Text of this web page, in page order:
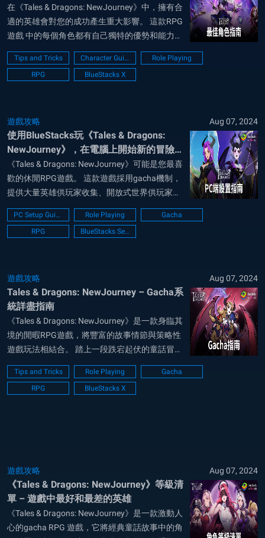
在《Tales & Dragons: NewJourney》中，擁有合
適的英雄會對您的成功產生重大影響。 這款RPG
遊戲 中的每個角色都有自己獨特的優勢和能力。
瞭解投資哪些英雄將為您帶來競爭優勢，幫助您
輕鬆應對遊戲中的挑戰。 本指南深入探討了
《Tales & Dragons: Ne...
Tips and Tricks Character Guide
Role Playing
RPG
BlueStacks X
遊戲攻略 Aug 07, 2024
使用BlueStacks玩《Tales & Dragons:
NewJourney》，在電腦上開始新的冒險之
旅
《Tales & Dragons: NewJourney》可能是您最喜
歡的休閒RPG遊戲。 這款遊戲採用gacha機制，
提供大量英雄供玩家收集、開放式世界供玩家探
索，並通過閒置/自動遊戲系統輕鬆提升等級。
《Tales & Dragons: NewJourney》的故事發生在
充滿龍和...
PC Setup Guide Role Playing
Gacha
RPG
BlueStacks Setup
遊戲攻略 Aug 07, 2024
Tales & Dragons: NewJourney – Gacha系
統詳盡指南
《Tales & Dragons: NewJourney》是一款身臨其
境的閒暇RPG遊戲，將豐富的故事情節與策略性
遊戲玩法相結合。 踏上一段跌宕起伏的童話冒險
之旅。 完成任務，用辛勤勞動換取豐厚獎勵。
作為一款閒置遊戲，覈心策略在於組建團隊和瞭
解隊伍的局限性。 雖然較弱的英雄可以帶你度過
Tips and Tricks Role Playing
Gacha
RPG
BlueStacks X
遊戲攻略 Aug 07, 2024
《Tales & Dragons: NewJourney》等級清
單 – 遊戲中最好和最差的英雄
《Tales & Dragons: NewJourney》是一款激動人
心的gacha RPG 遊戲，它將經典童話故事中的角